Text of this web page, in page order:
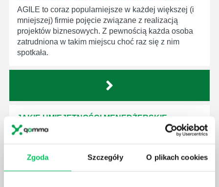
Zgoda Szczegóły O plikach cookies
AGILE to coraz popularniejsze w każdej większej (i
mniejszej) firmie pojęcie związane z realizacją
projektów biznesowych. Z pewnością każda osoba
zatrudniona w takim miejscu choć raz się z nim
spotkała.
JAKIE UMIEJĘTNOŚCI MENEDŻERSKIE
POWINIEN MIEĆ BRYGADZISTA?
kompetentnych pracowników nie będzie w stanie